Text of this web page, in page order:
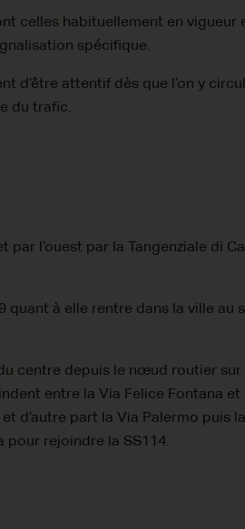
celles habituellement en vigueur
spécifique.
attentif dès que l’on y
du trafic.
l’ouest par la Tangenziale di
quant à elle rentre dans la ville au
centre depuis le nœud routier sur
entre la Via Felice Fontana et
d’autre part la Via Palermo puis
pour rejoindre la SS114.